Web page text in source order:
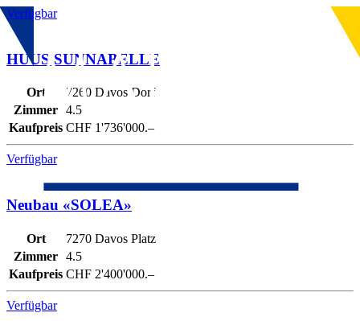
Zum
Inhalt
springen
Verfügbar
HUUS SUNNABELLE
Ort
7260 Davos Dorf
Zimmer 4.5
Kaufpreis CHF 1'736'000.–
Verfügbar
Neubau «SOLEA»
Ort
7270 Davos Platz
Zimmer 4.5
Kaufpreis CHF 2'400'000.–
Verfügbar